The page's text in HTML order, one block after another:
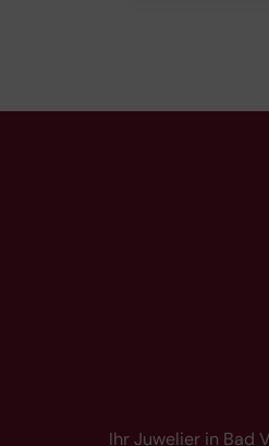
Ihr Juwelier in Bad